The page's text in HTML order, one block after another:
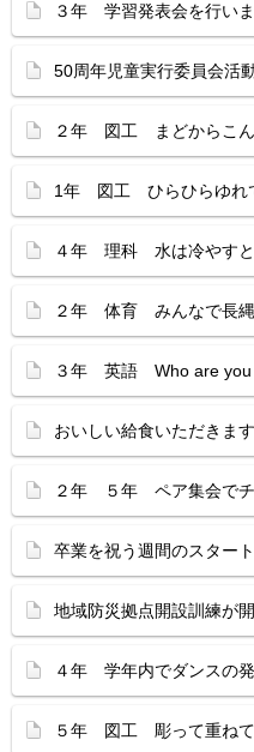
３年 学習発表会を行い
50周年児童実行委員会活
２年 図工 まどからこん
1年 図工 ひらひらゆれ
４年 理科 水は冷やす
２年 体育 みんなで長縄
３年 英語 Who are you
おいしい給食いただきま
２年 ５年 ペア集会でチ
卒業を祝う週間のスター
地域防災拠点開設訓練が
４年 学年内でダンスの
５年 図工 彫って重ね